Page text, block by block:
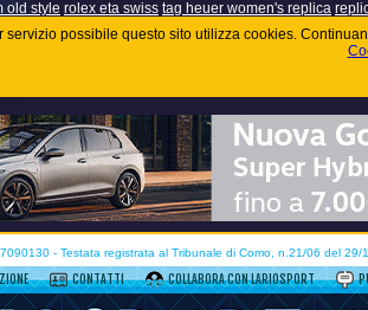
old style rolex eta swiss tag heuer women's replica
servizio possibile questo sito utilizza cookies.
- Testata registrata al Tribunale di Como, n.21/06 del 29/
CONTATTI COLLABORA CON LARIOSPORT